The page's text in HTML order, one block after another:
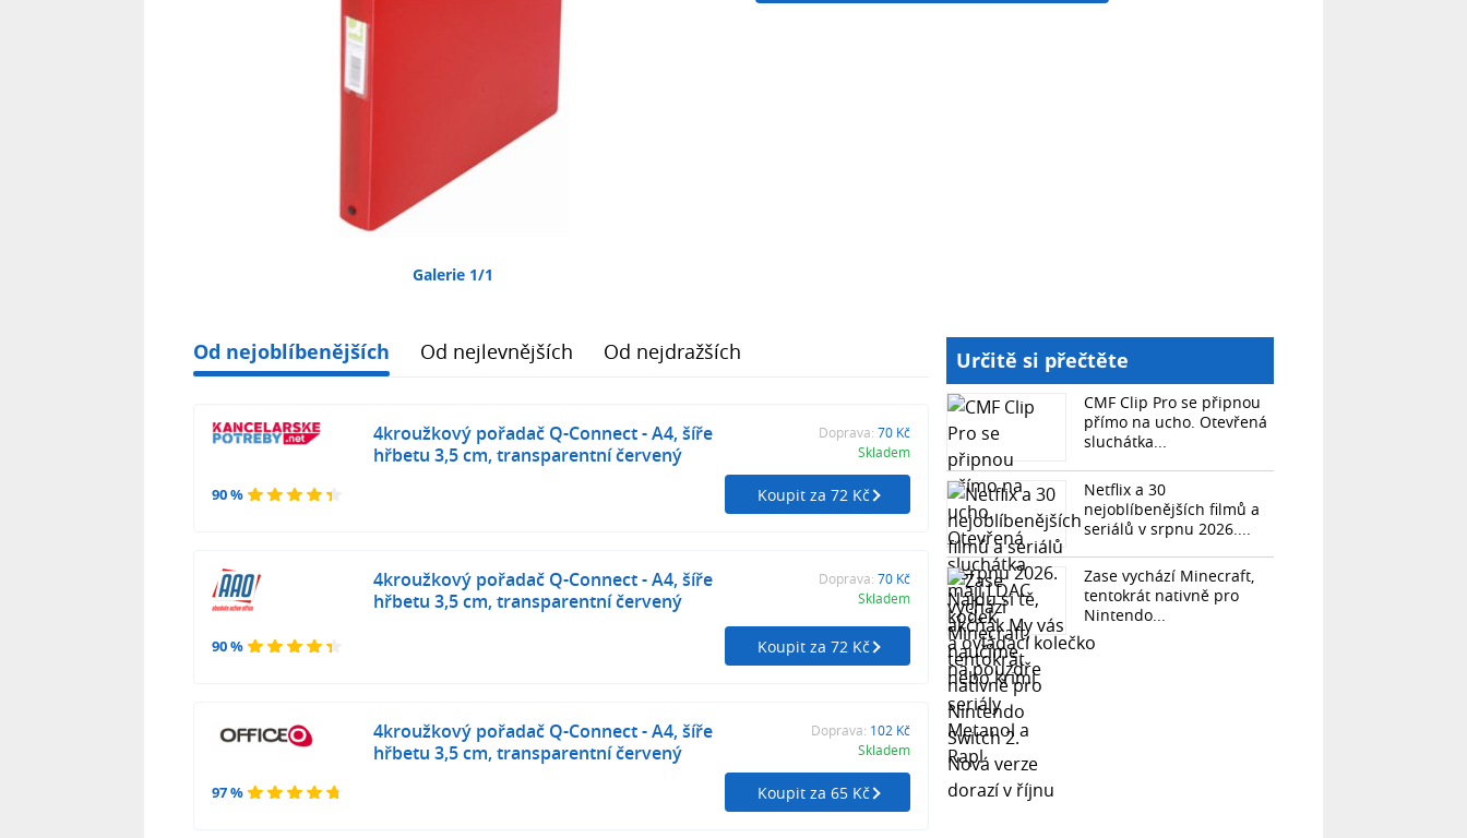
Galerie 1/1
Od nejoblíbenějších Od nejlevnějších Od nejdražších
90 %
4kroužkový pořadač Q-Connect - A4, šíře
hřbetu 3,5 cm, transparentní červený
Doprava: 70 Kč
Skladem
Koupit za 72 Kč
90 %
4kroužkový pořadač Q-Connect - A4, šíře
hřbetu 3,5 cm, transparentní červený
Doprava: 70 Kč
Skladem
Koupit za 72 Kč
97 %
4kroužkový pořadač Q-Connect - A4, šíře
hřbetu 3,5 cm, transparentní červený
Doprava: 102 Kč
Skladem
Koupit za 65 Kč
Určitě si přečtěte
CMF Clip Pro se připnou
přímo na ucho. Otevřená
sluchátka...
Netflix a 30
nejoblíbenějších filmů a
seriálů v srpnu 2026....
Zase vychází Minecraft,
tentokrát nativně pro
Nintendo...